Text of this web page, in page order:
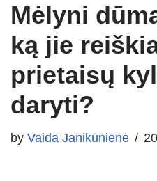
Mėlyni
ką jie
prietaisų
daryti?
by Vaida Janikūnienė